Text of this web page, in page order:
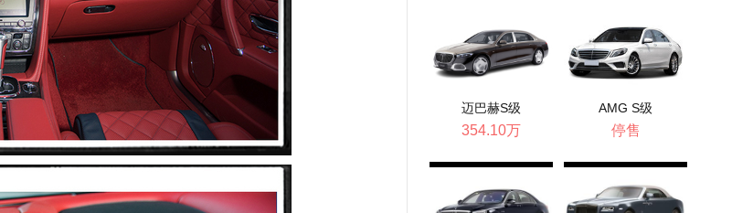
迈巴赫S级
354.10万
AMG S级
停售